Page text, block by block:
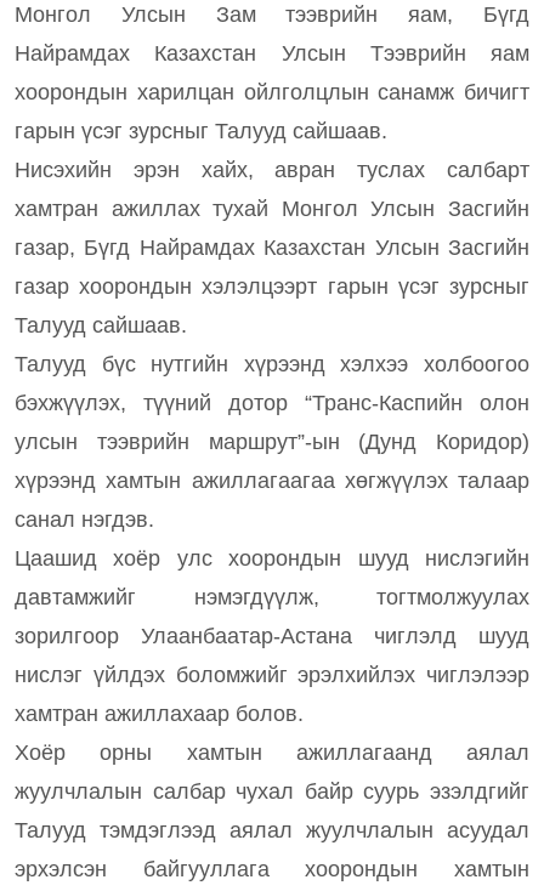
Монгол Улсын Зам тээврийн яам, Бүгд
Найрамдах Казахстан Улсын Тээврийн яам
хоорондын харилцан ойлголцлын санамж бичигт
гарын үсэг зурсныг Талууд сайшаав.
Нисэхийн эрэн хайх, авран туслах салбарт
хамтран ажиллах тухай Монгол Улсын Засгийн
газар, Бүгд Найрамдах Казахстан Улсын Засгийн
газар хоорондын хэлэлцээрт гарын үсэг зурсныг
Талууд сайшаав.
Талууд бүс нутгийн хүрээнд хэлхээ холбоогоо
бэхжүүлэх, түүний дотор “Транс-Каспийн олон
улсын тээврийн маршрут”-ын (Дунд Коридор)
хүрээнд хамтын ажиллагаагаа хөгжүүлэх талаар
санал нэгдэв.
Цаашид хоёр улс хоорондын шууд нислэгийн
давтамжийг нэмэгдүүлж, тогтмолжуулах
зорилгоор Улаанбаатар-Астана чиглэлд шууд
нислэг үйлдэх боломжийг эрэлхийлэх чиглэлээр
хамтран ажиллахаар болов.
Хоёр орны хамтын ажиллагаанд аялал
жуулчлалын салбар чухал байр суурь эзэлдгийг
Талууд тэмдэглээд аялал жуулчлалын асуудал
эрхэлсэн байгууллага хоорондын хамтын